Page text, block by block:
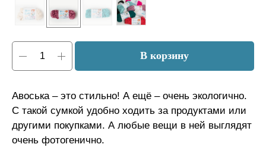
В корзину
Авоська – это стильно! А ещё – очень экологично.
С такой сумкой удобно ходить за продуктами или
другими покупками. А любые вещи в ней выглядят
очень фотогенично.